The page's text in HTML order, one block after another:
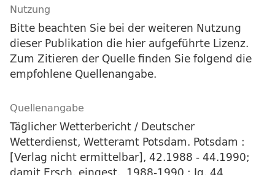
Nutzung
Bitte beachten Sie bei der weiteren Nutzung
dieser Publikation die hier aufgeführte Lizenz.
Zum Zitieren der Quelle finden Sie folgend die
empfohlene Quellenangabe.
Quellenangabe
Täglicher Wetterbericht / Deutscher
Wetterdienst, Wetteramt Potsdam. Potsdam :
[Verlag nicht ermittelbar], 42.1988 - 44.1990;